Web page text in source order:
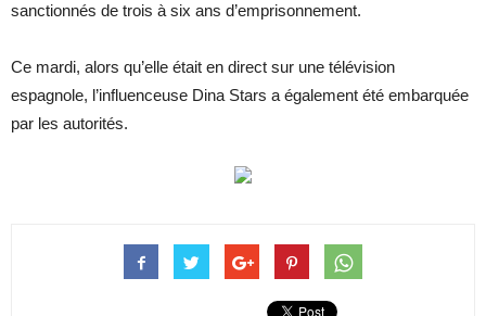
sanctionnés de trois à six ans d’emprisonnement.
Ce mardi, alors qu’elle était en direct sur une télévision
espagnole, l’influenceuse Dina Stars a également été embarquée
par les autorités.